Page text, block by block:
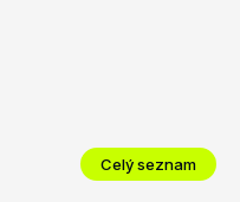
Celý seznam